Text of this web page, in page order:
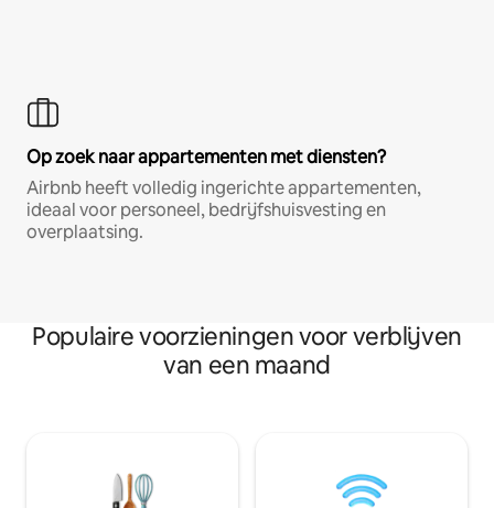
Op zoek naar appartementen met diensten?
Airbnb heeft volledig ingerichte appartementen,
ideaal voor personeel, bedrijfshuisvesting en
overplaatsing.
Populaire voorzieningen voor verblijven
van een maand